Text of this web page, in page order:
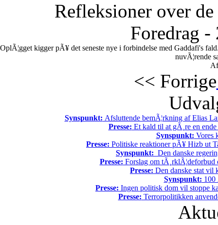
Refleksioner over
Foredrag -
OplÃ¦gget kigger pÃ¥ det seneste nye i forbindelse med Gaddafi's
nuvÃ¦rende
<< Forrige
Synspunkt: Afsluttende bemÃ¦rkning af Elias
Presse: Et kald til at gÃ¸re en
Synspunkt: Vores
Presse: Politiske reaktioner pÃ¥ Hizb ut
Synspunkt: Den danske
Presse: Forslag om tÃ¸rklÃ¦deforbud
Presse: Den danske stat vil
Synspunkt: 100
Presse: Ingen politisk dom vil stoppe
Presse: Terrorpolitikken